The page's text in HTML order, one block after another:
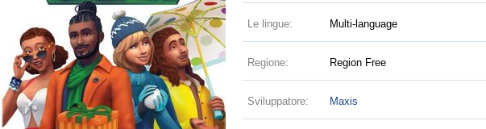
Le lingue: Multi-language
Regione: Region Free
Sviluppatore: Maxis